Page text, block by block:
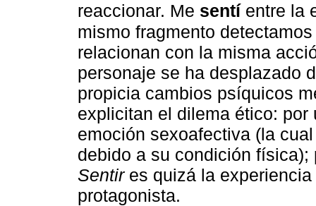
reaccionar. Me sentíentre la
mismo fragmento
relacionan con la misma
personaje se ha desplazado
propicia cambios psíquicos
explicitan el dilema ético:
emoción sexoafectiva (la
debido a su condición
Sentires quizá la
protagonista.